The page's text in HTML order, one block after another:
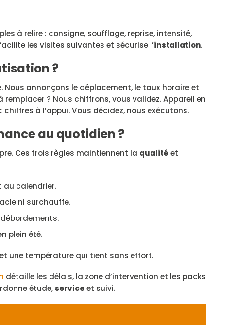
à relire : consigne, soufflage, reprise, intensité,
les visites suivantes et sécurise l’installation.
?
Nous annonçons le déplacement, le taux horaire et
? Nous chiffrons, vous validez. Appareil en
à l’appui. Vous décidez, nous exécutons.
au quotidien ?
Ces trois règles maintiennent la qualité et
au calendrier.
ni surchauffe.
plein été.
une température qui tient sans effort.
détaille les délais, la zone d’intervention et les packs
étude,serviceet suivi.